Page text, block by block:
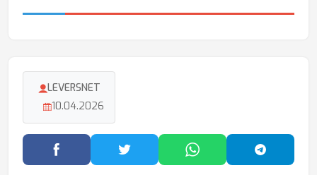
LEVERSNET
10.04.2026
Facebook'ta PaylaşTwitter'da PaylaşWhatsApp'ta Paylaş